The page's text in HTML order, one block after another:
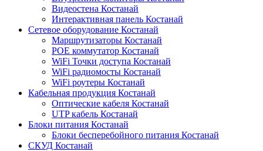
Видеостена Костанай
Интерактивная панель Костанай
Сетевое оборудование Костанай
Маршрутизаторы Костанай
POE коммутатор Костанай
WiFi Точки доступа Костанай
WiFi радиомосты Костанай
WiFi роутеры Костанай
Кабельная продукция Костанай
Оптические кабеля Костанай
UTP кабель Костанай
Блоки питания Костанай
Блоки бесперебойного питания Костанай
СКУД Костанай